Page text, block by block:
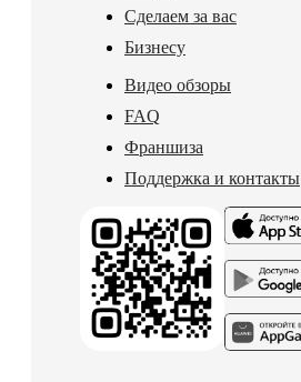
Сделаем за вас
Бизнесу
Видео обзоры
FAQ
Франшиза
Поддержка и контакты